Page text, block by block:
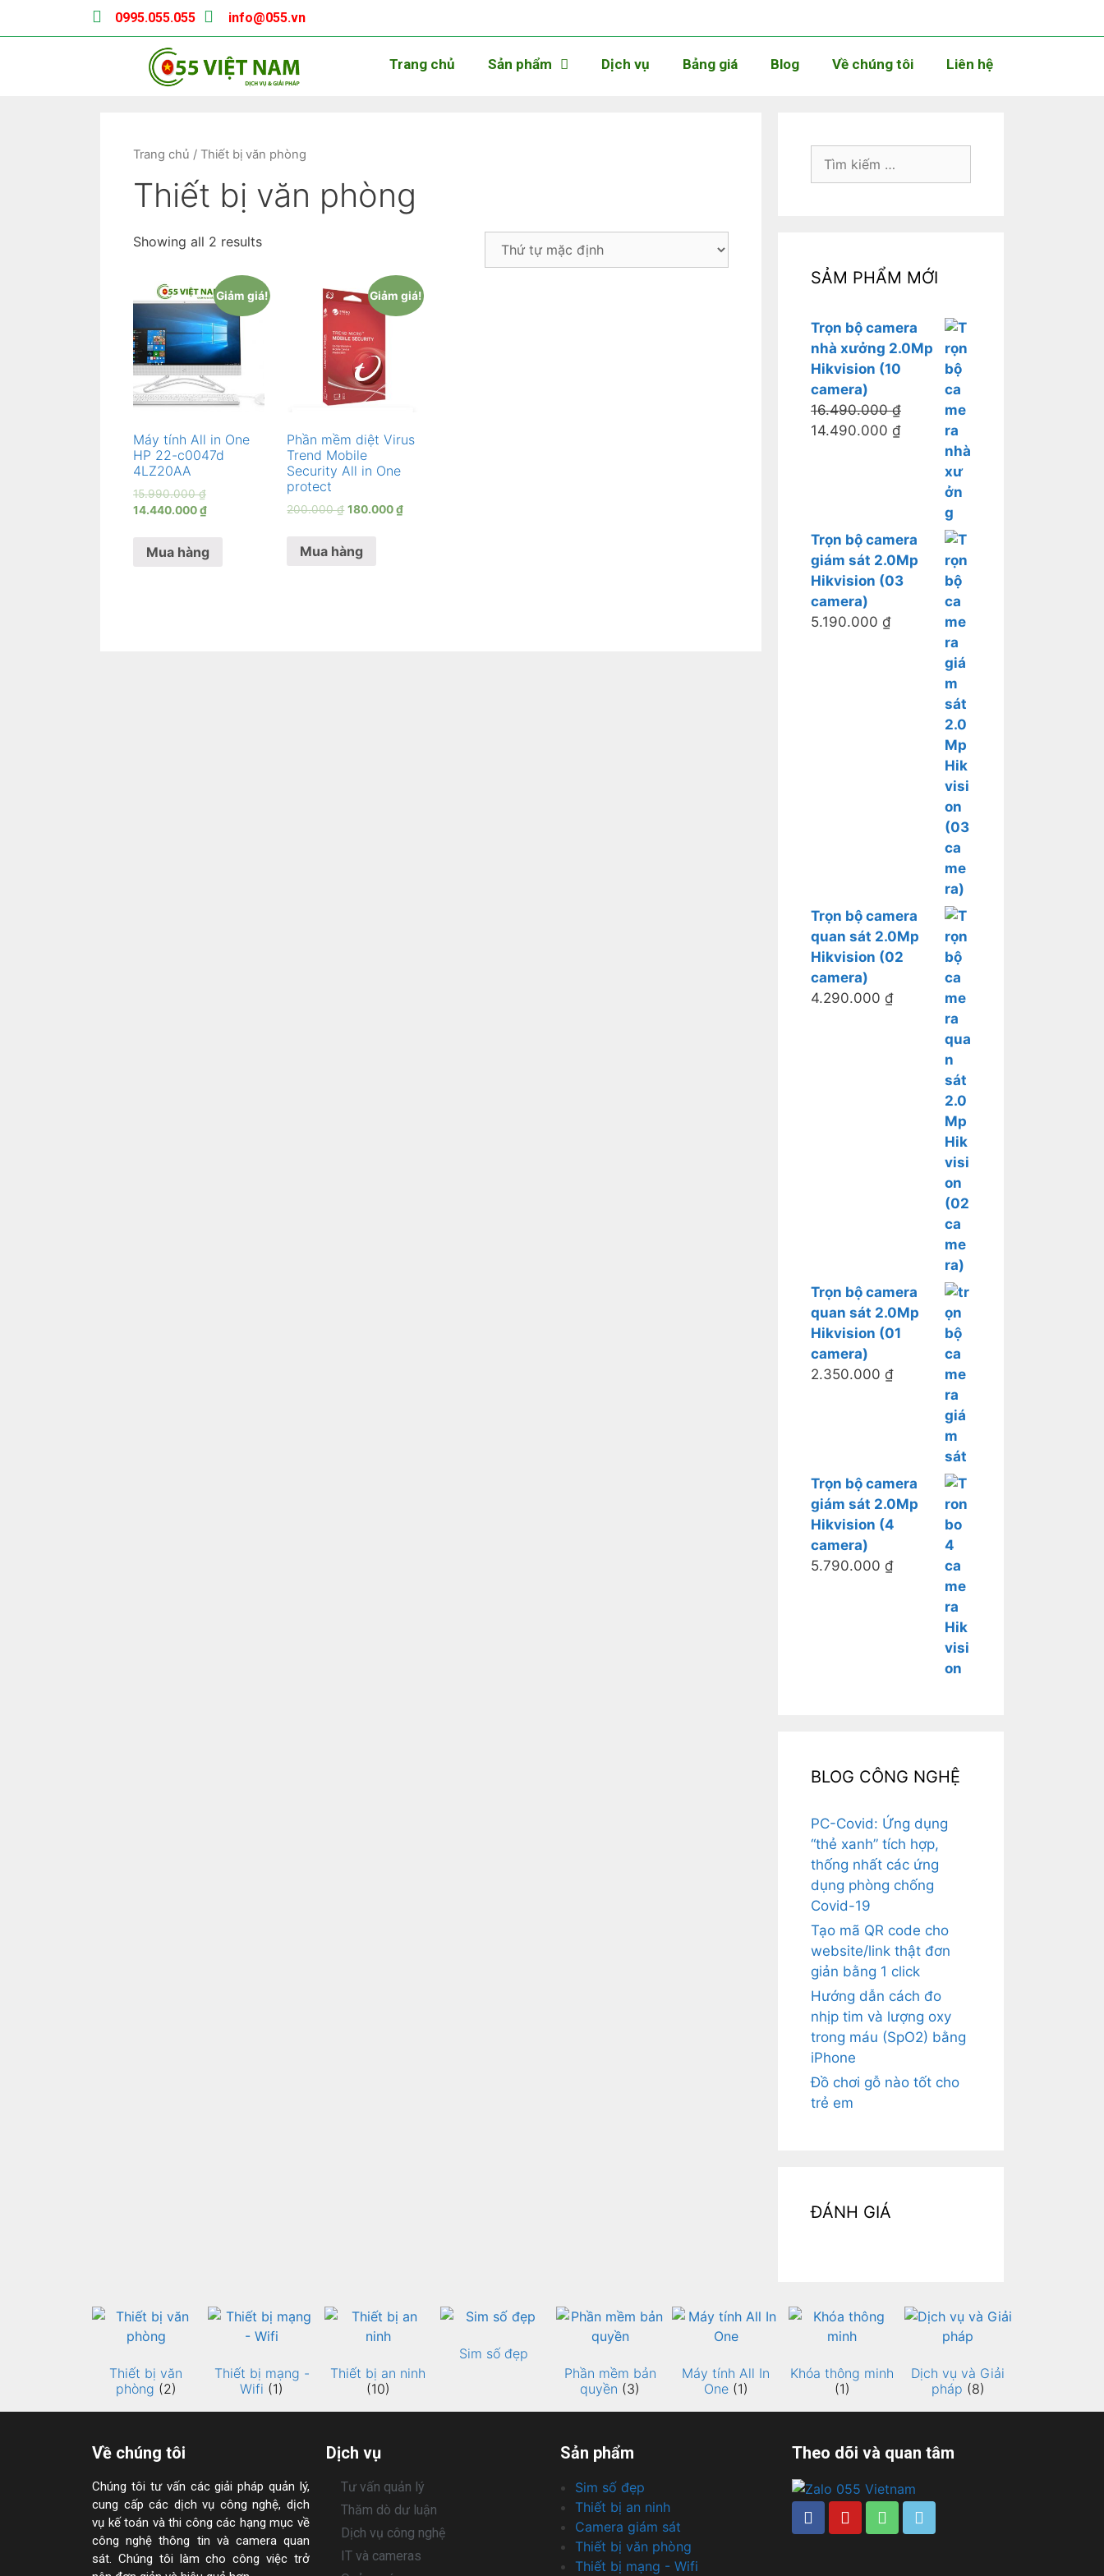
0995.055.055 info@055.vn
Trang chủ Sản phẩm Dịch vụ Bảng giá Blog Về chúng tôi Liên hệ
Trang chủ / Thiết bị văn phòng
Thiết bị văn phòng
Showing all 2 results
Giảm giá!
Máy tính All in One
HP 22-c0047d
4LZ20AA
15.990.000₫
14.440.000₫
Mua hàng
Giảm giá!
Phần mềm diệt Virus
Trend Mobile
Security All in One
protect
200.000₫ 180.000₫
Mua hàng
SẢM PHẨM MỚI
Trọn bộ camera
nhà xưởng 2.0Mp
Hikvision (10
camera)
16.490.000₫
14.490.000 ₫
Trọn bộ camera
giám sát 2.0Mp
Hikvision (03
camera)
5.190.000 ₫
Trọn bộ camera
quan sát 2.0Mp
Hikvision (02
camera)
4.290.000 ₫
Trọn bộ camera
quan sát 2.0Mp
Hikvision (01
camera)
2.350.000 ₫
Trọn bộ camera
giám sát 2.0Mp
Hikvision (4
camera)
5.790.000 ₫
BLOG CÔNG NGHỆ
PC-Covid: Ứng dụng
“thẻ xanh” tích hợp,
thống nhất các ứng
dụng phòng chống
Covid-19
Tạo mã QR code cho
website/link thật đơn
giản bằng 1 click
Hướng dẫn cách đo
nhịp tim và lượng oxy
trong máu (SpO2) bằng
iPhone
Đồ chơi gỗ nào tốt cho
trẻ em
ĐÁNH GIÁ
Thiết bị văn
phòng (2)
Thiết bị mạng -
Wifi (1)
Thiết bị an ninh
(10)
Sim số đẹp
Phần mềm bản
quyền (3)
Máy tính All In
One (1)
Khóa thông minh
(1)
Dịch vụ và Giải
pháp (8)
Về chúng tôi
Chúng tôi tư vấn các giải pháp quản lý,
cung cấp các dịch vụ công nghệ, dịch
vụ kế toán và thi công các hạng mục về
công nghệ thông tin và camera quan
sát. Chúng tôi làm cho công việc trở
Dịch vụ
Tư vấn quản lý
Thăm dò dư luận
Dịch vụ công nghệ
IT và cameras
Sản phẩm
Sim số đẹp
Thiết bị an ninh
Camera giám sát
Thiết bị văn phòng
Thiết bị mạng - Wifi
Theo dõi và quan tâm